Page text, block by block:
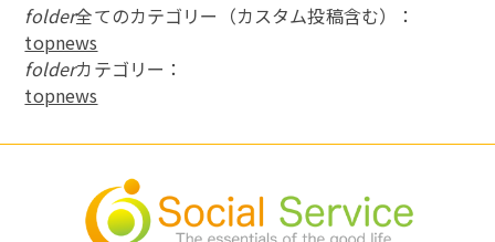
folder全てのカテゴリー（カスタム投稿含む）：
topnews
folderカテゴリー：
topnews